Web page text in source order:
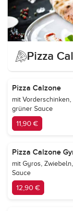
Pizza
Pizza Calzone
mit
grüner Sauce
11,90 €
Pizza Calzone
mit Gyros,
Sauce
12,90 €